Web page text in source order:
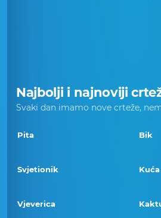
Najbolji i najnoviji
Svaki dan imamo nove crteže,
Pita Bik
Svjetionik Kuća
Vjeverica